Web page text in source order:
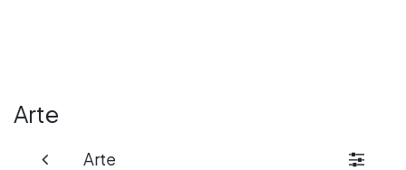
Arte
Arte